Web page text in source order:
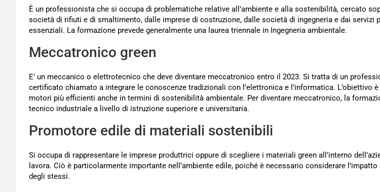
È un professionista che si occupa di problematiche relative all’ambiente e alla sostenibilità, cercato
società di rifiuti e di smaltimento, dalle imprese di costruzione, dalle società di ingegneria e dai servizi
essenziali. La formazione prevede generalmente una laurea triennale in Ingegneria ambientale.
Meccatronico green
E’ un meccanico o elettrotecnico che deve diventare meccatronico entro il 2023. Si tratta di un
certificato chiamato a integrare le conoscenze tradizionali con l’elettronica e l’informatica. L’obiettivo è
motori più efficienti anche in termini di sostenibilità ambientale. Per diventare meccatronico, la
tecnico industriale a livello di istruzione superiore e universitaria.
Promotore edile di materiali sostenibili
Si occupa di rappresentare le imprese produttrici oppure di scegliere i materiali green all’interno
lavora. Ciò è particolarmente importante nell’ambiente edile, poiché è necessario considerare
degli stessi.